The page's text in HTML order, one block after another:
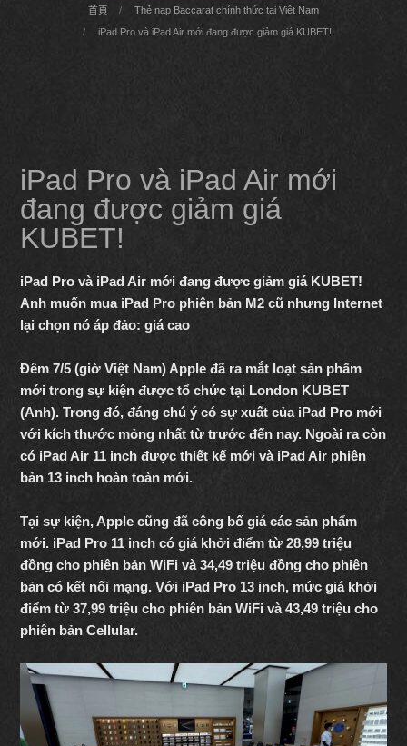
首頁
Thẻ nạp Baccarat chính thức tại Việt Nam
iPad Pro và iPad Air mới đang được giảm giá KUBET!
iPad Pro và iPad Air mới
đang được giảm giá
KUBET!
iPad Pro và iPad Air mới đang được giảm giá KUBET!
Anh muốn mua iPad Pro phiên bản M2 cũ nhưng Internet
lại chọn nó áp đảo: giá cao
Đêm 7/5 (giờ Việt Nam) Apple đã ra mắt loạt sản phẩm
mới trong sự kiện được tổ chức tại London KUBET
(Anh). Trong đó, đáng chú ý có sự xuất của iPad Pro mới
với kích thước mỏng nhất từ trước đến nay. Ngoài ra còn
có iPad Air 11 inch được thiết kế mới và iPad Air phiên
bản 13 inch hoàn toàn mới.
Tại sự kiện, Apple cũng đã công bố giá các sản phẩm
mới. iPad Pro 11 inch có giá khởi điểm từ 28,99 triệu
đồng cho phiên bản WiFi và 34,49 triệu đồng cho phiên
bản có kết nối mạng. Với iPad Pro 13 inch, mức giá khởi
điểm từ 37,99 triệu cho phiên bản WiFi và 43,49 triệu cho
phiên bản Cellular.